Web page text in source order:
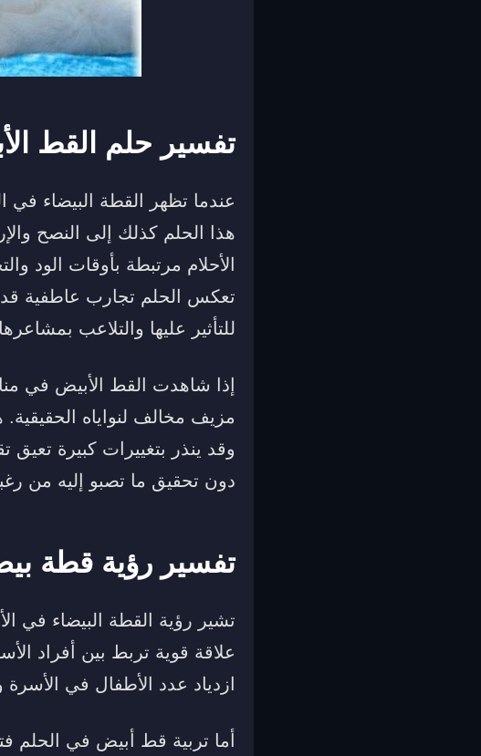
تفسير حلم القط
عندما تظهر القطة البيضاء
هذا الحلم كذلك إلى النصح
الأحلام مرتبطة بأوقات الود
تعكس الحلم تجارب عاطفية قد
للتأثير عليها والتلاعب
إذا شاهدت القط الأبيض في
مزيف مخالف لنواياه الحقيقية.
وقد ينذر بتغييرات كبيرة
دون تحقيق ما تصبو إليه من
تفسير رؤية قطة
تشير رؤية القطة البيضاء في
علاقة قوية تربط بين أفراد
ازدياد عدد الأطفال في
أما تربية قط أبيض في الحلم